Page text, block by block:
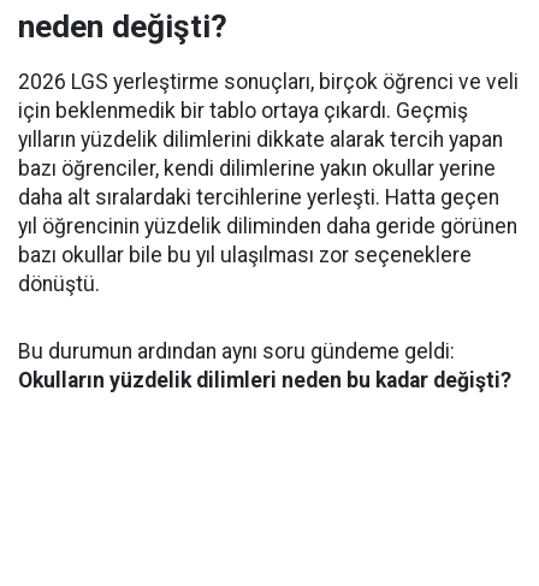
neden değişti?
2026 LGS yerleştirme sonuçları, birçok öğrenci ve veli
için beklenmedik bir tablo ortaya çıkardı. Geçmiş
yılların yüzdelik dilimlerini dikkate alarak tercih yapan
bazı öğrenciler, kendi dilimlerine yakın okullar yerine
daha alt sıralardaki tercihlerine yerleşti. Hatta geçen
yıl öğrencinin yüzdelik diliminden daha geride görünen
bazı okullar bile bu yıl ulaşılması zor seçeneklere
dönüştü.
Bu durumun ardından aynı soru gündeme geldi:
Okulların yüzdelik dilimleri neden bu kadar değişti?